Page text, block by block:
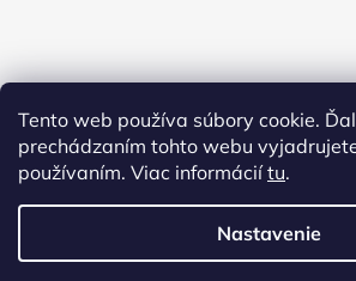
Tento web používa súbory cookie.
prechádzaním tohto webu
používaním. Viac informáciítu.
Nastavenie